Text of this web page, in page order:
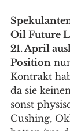
Oil Future
21. April
Position
Kontrakt
da sie
sonst
Cushing,